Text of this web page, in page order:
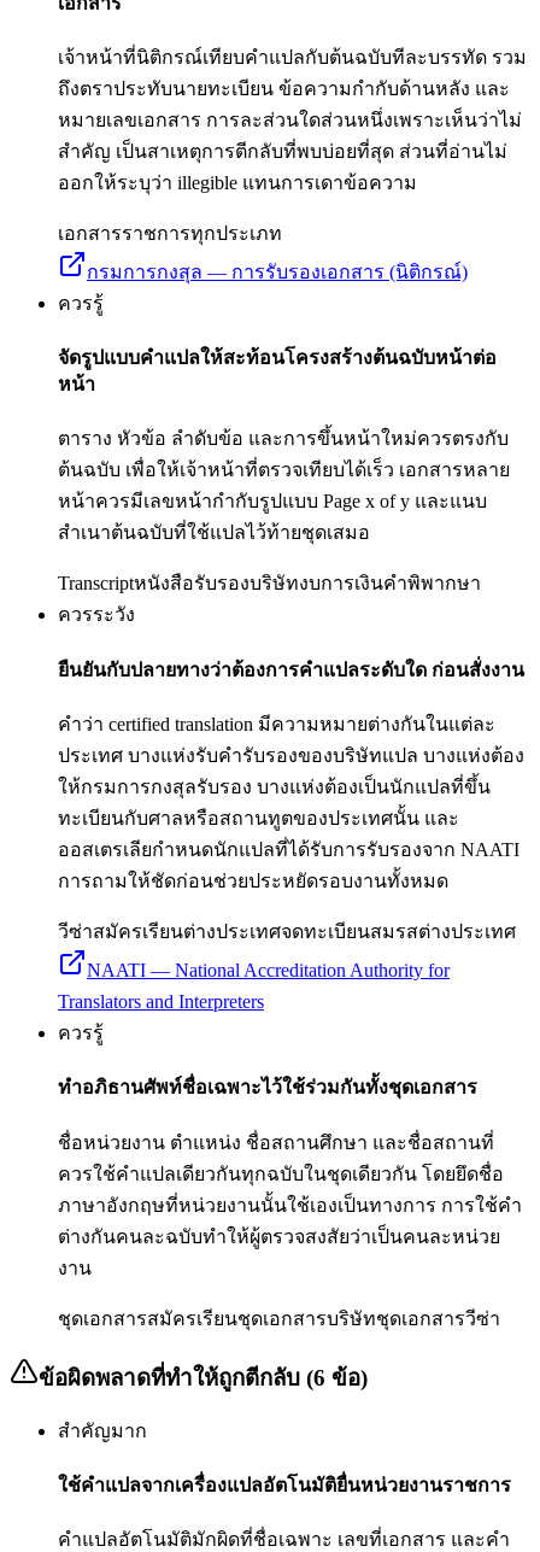
เจ้าหน้าที่นิติกรณ์เทียบคำแปลกับต้นฉบับทีละบรรทัด รวม
ถึงตราประทับนายทะเบียน ข้อความกำกับด้านหลัง และ
หมายเลขเอกสาร การละส่วนใดส่วนหนึ่งเพราะเห็นว่าไม่
สำคัญ เป็นสาเหตุการตีกลับที่พบบ่อยที่สุด ส่วนที่อ่านไม่
ออกให้ระบุว่า illegible แทนการเดาข้อความ
เอกสารราชการทุกประเภท
กรมการกงสุล — การรับรองเอกสาร (นิติกรณ์)
ควรรู้
จัดรูปแบบคำแปลให้สะท้อนโครงสร้างต้นฉบับหน้าต่อ
หน้า
ตาราง หัวข้อ ลำดับข้อ และการขึ้นหน้าใหม่ควรตรงกับ
ต้นฉบับ เพื่อให้เจ้าหน้าที่ตรวจเทียบได้เร็ว เอกสารหลาย
หน้าควรมีเลขหน้ากำกับรูปแบบ Page x of y และแนบ
สำเนาต้นฉบับที่ใช้แปลไว้ท้ายชุดเสมอ
Transcriptหนังสือรับรองบริษัทงบการเงินคำพิพากษา
ควรระวัง
ยืนยันกับปลายทางว่าต้องการคำแปลระดับใด ก่อนสั่งงาน
คำว่า certified translation มีความหมายต่างกันในแต่ละ
ประเทศ บางแห่งรับคำรับรองของบริษัทแปล บางแห่งต้อง
ให้กรมการกงสุลรับรอง บางแห่งต้องเป็นนักแปลที่ขึ้น
ทะเบียนกับศาลหรือสถานทูตของประเทศนั้น และ
ออสเตรเลียกำหนดนักแปลที่ได้รับการรับรองจาก NAATI
การถามให้ชัดก่อนช่วยประหยัดรอบงานทั้งหมด
วีซ่าสมัครเรียนต่างประเทศจดทะเบียนสมรสต่างประเทศ
NAATI — National Accreditation Authority for
Translators and Interpreters
ควรรู้
ทำอภิธานศัพท์ชื่อเฉพาะไว้ใช้ร่วมกันทั้งชุดเอกสาร
ชื่อหน่วยงาน ตำแหน่ง ชื่อสถานศึกษา และชื่อสถานที่
ควรใช้คำแปลเดียวกันทุกฉบับในชุดเดียวกัน โดยยึดชื่อ
ภาษาอังกฤษที่หน่วยงานนั้นใช้เองเป็นทางการ การใช้คำ
ต่างกันคนละฉบับทำให้ผู้ตรวจสงสัยว่าเป็นคนละหน่วย
งาน
ชุดเอกสารสมัครเรียนชุดเอกสารบริษัทชุดเอกสารวีซ่า
ข้อผิดพลาดที่ทำให้ถูกตีกลับ (6 ข้อ)
สำคัญมาก
ใช้คำแปลจากเครื่องแปลอัตโนมัติยื่นหน่วยงานราชการ
คำแปลอัตโนมัติมักผิดที่ชื่อเฉพาะ เลขที่เอกสาร และคำ